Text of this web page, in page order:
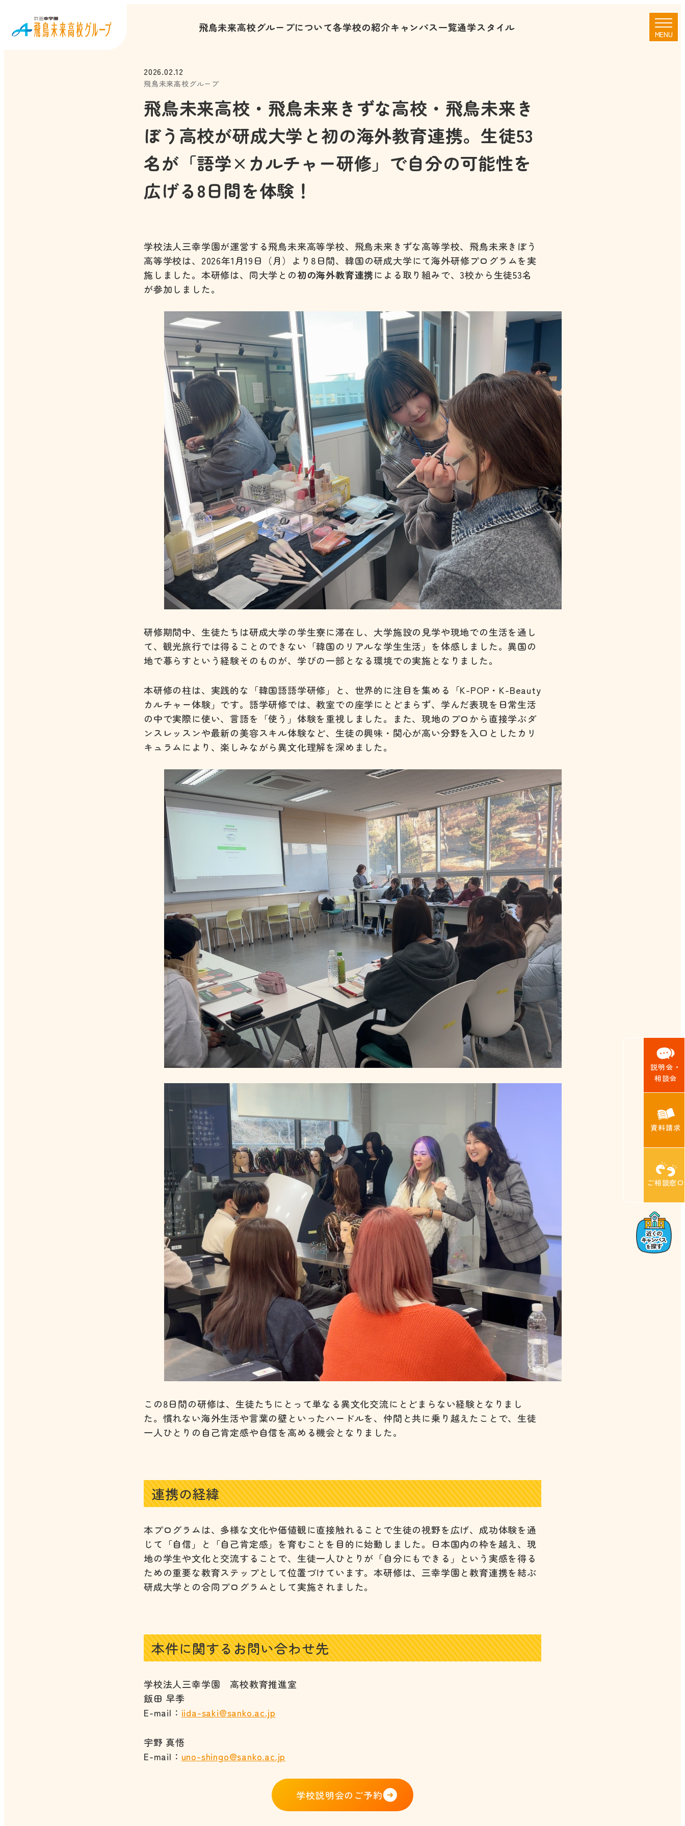
飛鳥未来高校グループについて各学校の紹介キャンパス一覧通学スタイル
MENU
飛鳥未来高校・飛鳥未来きずな高校・飛鳥未来き
ぼう高校が研成大学と初の海外教育連携。生徒53
名が「語学×カルチャー研修」で自分の可能性を
広げる8日間を体験！
2026.02.12
飛鳥未来高校グループ
学校法人三幸学園が運営する飛鳥未来高等学校、飛鳥未来きずな高等学校、飛鳥未来きぼう
高等学校は、2026年1月19日（月）より8日間、韓国の研成大学にて海外研修プログラムを実
施しました。本研修は、同大学との初の海外教育連携による取り組みで、3校から生徒53名
が参加しました。
研修期間中、生徒たちは研成大学の学生寮に滞在し、大学施設の見学や現地での生活を通し
て、観光旅行では得ることのできない「韓国のリアルな学生生活」を体感しました。異国の
地で暮らすという経験そのものが、学びの一部となる環境での実施となりました。
本研修の柱は、実践的な「韓国語語学研修」と、世界的に注目を集める「K-POP・K-Beauty
カルチャー体験」です。語学研修では、教室での座学にとどまらず、学んだ表現を日常生活
の中で実際に使い、言語を「使う」体験を重視しました。また、現地のプロから直接学ぶダ
ンスレッスンや最新の美容スキル体験など、生徒の興味・関心が高い分野を入口としたカリ
キュラムにより、楽しみながら異文化理解を深めました。
この8日間の研修は、生徒たちにとって単なる異文化交流にとどまらない経験となりまし
た。慣れない海外生活や言葉の壁といったハードルを、仲間と共に乗り越えたことで、生徒
一人ひとりの自己肯定感や自信を高める機会となりました。
連携の経緯
本プログラムは、多様な文化や価値観に直接触れることで生徒の視野を広げ、成功体験を通
じて「自信」と「自己肯定感」を育むことを目的に始動しました。日本国内の枠を越え、現
地の学生や文化と交流することで、生徒一人ひとりが「自分にもできる」という実感を得る
ための重要な教育ステップとして位置づけています。本研修は、三幸学園と教育連携を結ぶ
研成大学との合同プログラムとして実施されました。
本件に関するお問い合わせ先
学校法人三幸学園 高校教育推進室
飯田 早季
E-mail： iida-saki@sanko.ac.jp
宇野 真悟
E-mail： uno-shingo@sanko.ac.jp
学校説明会のご予約
説明会・
相談会
資料請求
ご相談窓口